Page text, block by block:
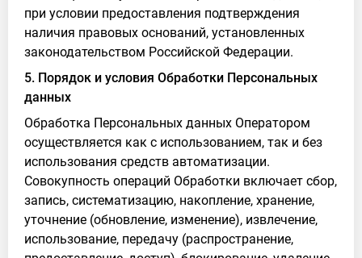
при условии предоставления подтверждения
наличия правовых оснований, установленных
законодательством Российской Федерации.
5. Порядок и условия Обработки Персональных
данных
Обработка Персональных данных Оператором
осуществляется как с использованием, так и без
использования средств автоматизации.
Совокупность операций Обработки включает сбор,
запись, систематизацию, накопление, хранение,
уточнение (обновление, изменение), извлечение,
использование, передачу (распространение,